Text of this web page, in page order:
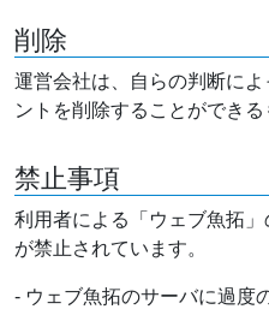
削除
運営会社は、自らの判断に
ントを削除することができる
禁止事項
利用者による「ウェブ魚拓
が禁止されています。
- ウェブ魚拓のサーバに過度